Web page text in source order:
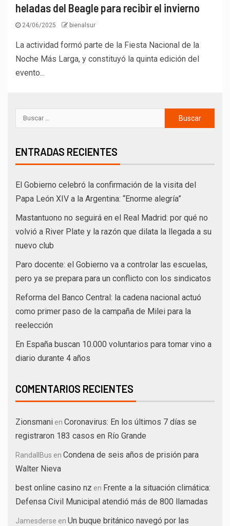
heladas del Beagle para recibir el invierno
24/06/2025 bienalsur
La actividad formó parte de la Fiesta Nacional de la
Noche Más Larga, y constituyó la quinta edición del
evento...
ENTRADAS RECIENTES
El Gobierno celebró la confirmación de la visita del
Papa León XIV a la Argentina: “Enorme alegría”
Mastantuono no seguirá en el Real Madrid: por qué no
volvió a River Plate y la razón que dilata la llegada a su
nuevo club
Paro docente: el Gobierno va a controlar las escuelas,
pero ya se prepara para un conflicto con los sindicatos
Reforma del Banco Central: la cadena nacional actuó
como primer paso de la campaña de Milei para la
reelección
En España buscan 10.000 voluntarios para tomar vino a
diario durante 4 años
COMENTARIOS RECIENTES
Zionsmani en Coronavirus: En los últimos 7 días se
registraron 183 casos en Río Grande
RandallBus en Condena de seis años de prisión para
Walter Nieva
best online casino nz en Frente a la situación climática:
Defensa Civil Municipal atendió más de 800 llamadas
Jamesderse en Un buque británico navegó por las